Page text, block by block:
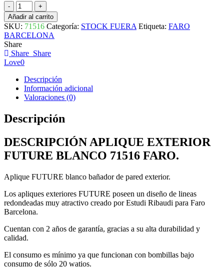
APLIQUE
EXTERIOR
FUTURE
BLANCO
71516
FARO
cantidad
Añadir al carrito
SKU: 71516 Categoría: STOCK FUERA Etiqueta: FARO
BARCELONA
Share
Share Share
Love0
Descripción
Información adicional
Valoraciones (0)
Descripción
DESCRIPCIÓN APLIQUE EXTERIOR
FUTURE BLANCO 71516 FARO.
Aplique FUTURE blanco bañador de pared exterior.
Los apliques exteriores FUTURE poseen un diseño de lineas
redondeadas muy atractivo creado por Estudi Ribaudi para Faro
Barcelona.
Cuentan con 2 años de garantía, gracias a su alta durabilidad y
calidad.
El consumo es mínimo ya que funcionan con bombillas bajo
consumo de sólo 20 watios.